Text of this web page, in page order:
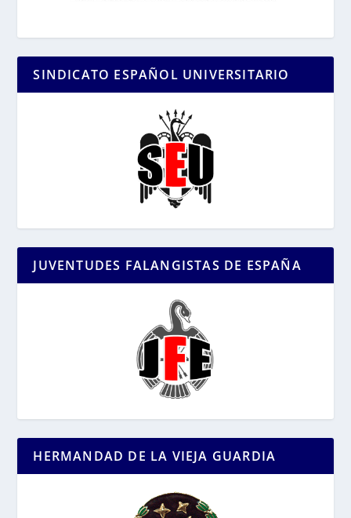
SINDICATO ESPAÑOL UNIVERSITARIO
JUVENTUDES FALANGISTAS DE ESPAÑA
HERMANDAD DE LA VIEJA GUARDIA